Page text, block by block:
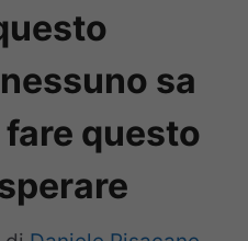
sa
questo